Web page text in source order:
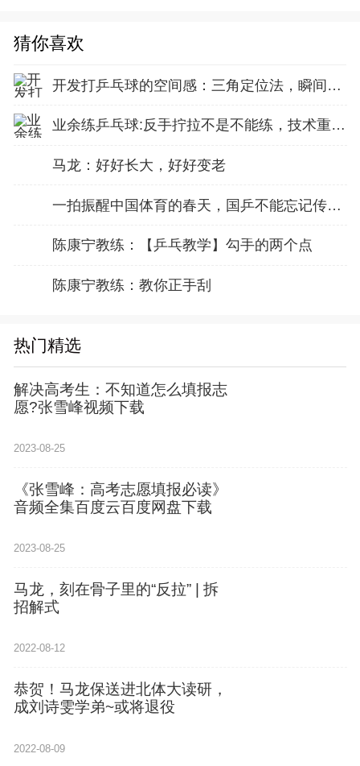
猜你喜欢
开发打乒乓球的空间感：三角定位法，瞬间找准最佳击球点
业余练乒乓球:反手拧拉不是不能练，技术重点就不在手上
马龙：好好长大，好好变老
一拍振醒中国体育的春天，国乒不能忘记传奇前辈这份初心！
陈康宁教练：【乒乓教学】勾手的两个点
陈康宁教练：教你正手刮
热门精选
解决高考生：不知道怎么填报志
愿?张雪峰视频下载
2023-08-25
《张雪峰：高考志愿填报必读》
音频全集百度云百度网盘下载
2023-08-25
马龙，刻在骨子里的“反拉” | 拆
招解式
2022-08-12
恭贺！马龙保送进北体大读研，
成刘诗雯学弟~或将退役
2022-08-09